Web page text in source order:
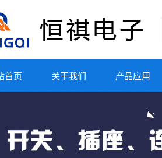
首页 关于我们 产品应用